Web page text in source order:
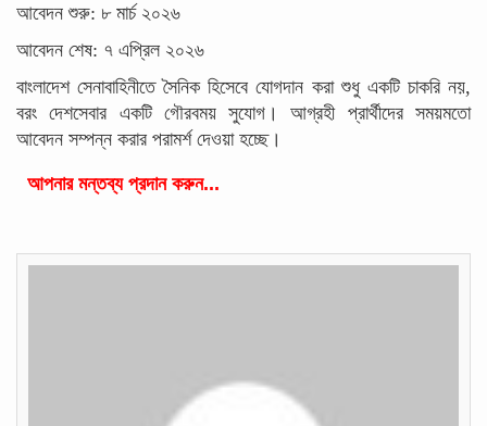
আবেদন শুরু: ৮ মার্চ ২০২৬
আবেদন শেষ: ৭ এপ্রিল ২০২৬
বাংলাদেশ সেনাবাহিনীতে সৈনিক হিসেবে যোগদান করা শুধু একটি চাকরি নয়,
বরং দেশসেবার একটি গৌরবময় সুযোগ। আগ্রহী প্রার্থীদের সময়মতো
আবেদন সম্পন্ন করার পরামর্শ দেওয়া হচ্ছে।
আপনার মন্তব্য প্রদান করুন...